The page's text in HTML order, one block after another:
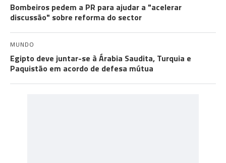
Bombeiros pedem a PR para ajudar a "acelerar
discussão" sobre reforma do sector
MUNDO
Egipto deve juntar-se à Árabia Saudita, Turquia e
Paquistão em acordo de defesa mútua